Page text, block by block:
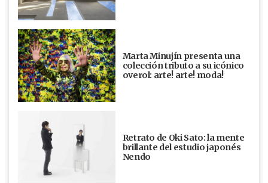
Marta Minujín presenta una
colección tributo a su icónico
overol: arte! arte! moda!
Retrato de Oki Sato: la mente
brillante del estudio japonés
Nendo